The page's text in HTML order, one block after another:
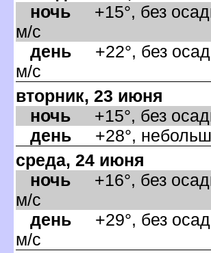
ночь +15°, без
м/с
день +22°, без
м/с
торник, 23 июня
ночь +15°, без
день +28°,
среда, 24 июня
ночь +16°, без
м/с
день +29°, без
м/с